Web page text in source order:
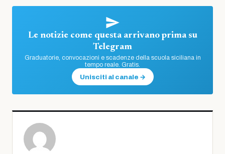
Le notizie come questa arrivano prima su
Telegram
Graduatorie, convocazioni e scadenze della scuola siciliana in
tempo reale. Gratis.
Unisciti al canale →